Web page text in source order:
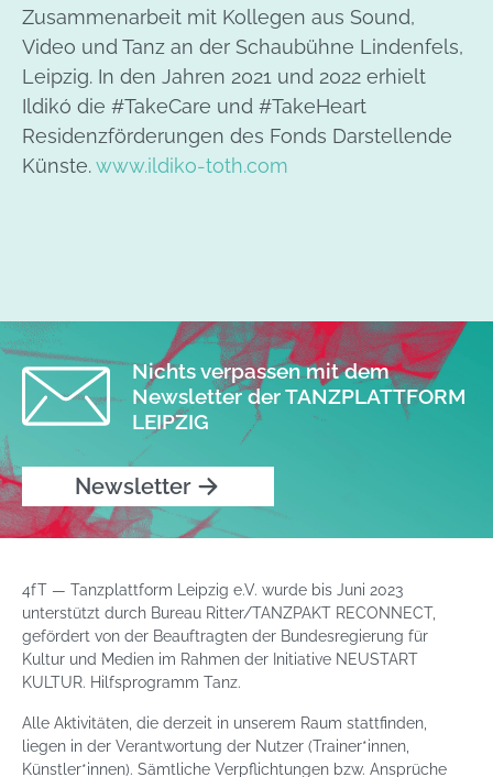
Zusammenarbeit mit Kollegen aus Sound,
Video und Tanz an der Schaubühne Lindenfels,
Leipzig. In den Jahren 2021 und 2022 erhielt
Ildikó die #TakeCare und #TakeHeart
Residenzförderungen des Fonds Darstellende
Künste.www.ildiko-toth.com
Nichts verpassen mit dem
Newsletter der TANZPLATTFORM
LEIPZIG
Newsletter
4fT — Tanzplattform Leipzig e.V. wurde bis Juni 2023
unterstützt durch Bureau Ritter/TANZPAKT RECONNECT,
gefördert von der Beauftragten der Bundesregierung für
Kultur und Medien im Rahmen der Initiative NEUSTART
KULTUR. Hilfsprogramm Tanz.
Alle Aktivitäten, die derzeit in unserem Raum stattfinden,
liegen in der Verantwortung der Nutzer (Trainer*innen,
Künstler*innen). Sämtliche Verpflichtungen bzw. Ansprüche